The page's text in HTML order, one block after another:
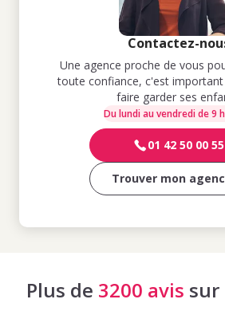
Contactez-
Une agence proche de vous
toute confiance, c'est
faire garder ses
Du lundi au vendredi de 9
01 42 50 00 55
Trouver mon
Plus de 3200 avis sur